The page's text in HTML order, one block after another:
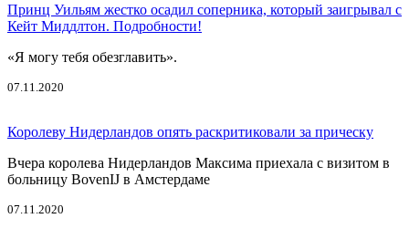
Принц Уильям жестко осадил соперника, который заигрывал с
Кейт Миддлтон. Подробности!
«Я могу тебя обезглавить».
07.11.2020
Королеву Нидерландов опять раскритиковали за прическу
Вчера королева Нидерландов Максима приехала с визитом в
больницу BovenIJ в Амстердаме
07.11.2020